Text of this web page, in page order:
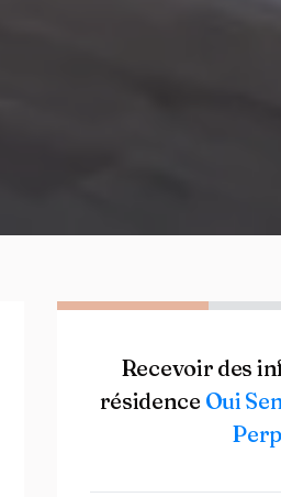
Recevoir des
résidence Oui